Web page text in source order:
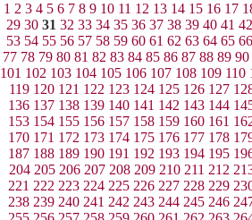
1 2 3 4 5 6 7 8 9 10 11 12 13 14 15 16 17
29 30 31 32 33 34 35 36 37 38 39 40 41 42
53 54 55 56 57 58 59 60 61 62 63 64 65 66
77 78 79 80 81 82 83 84 85 86 87 88 89 90
101 102 103 104 105 106 107 108 109 110
119 120 121 122 123 124 125 126 127
136 137 138 139 140 141 142 143 144
153 154 155 156 157 158 159 160 161
170 171 172 173 174 175 176 177 178
187 188 189 190 191 192 193 194 195
204 205 206 207 208 209 210 211 212
221 222 223 224 225 226 227 228 229
238 239 240 241 242 243 244 245 246